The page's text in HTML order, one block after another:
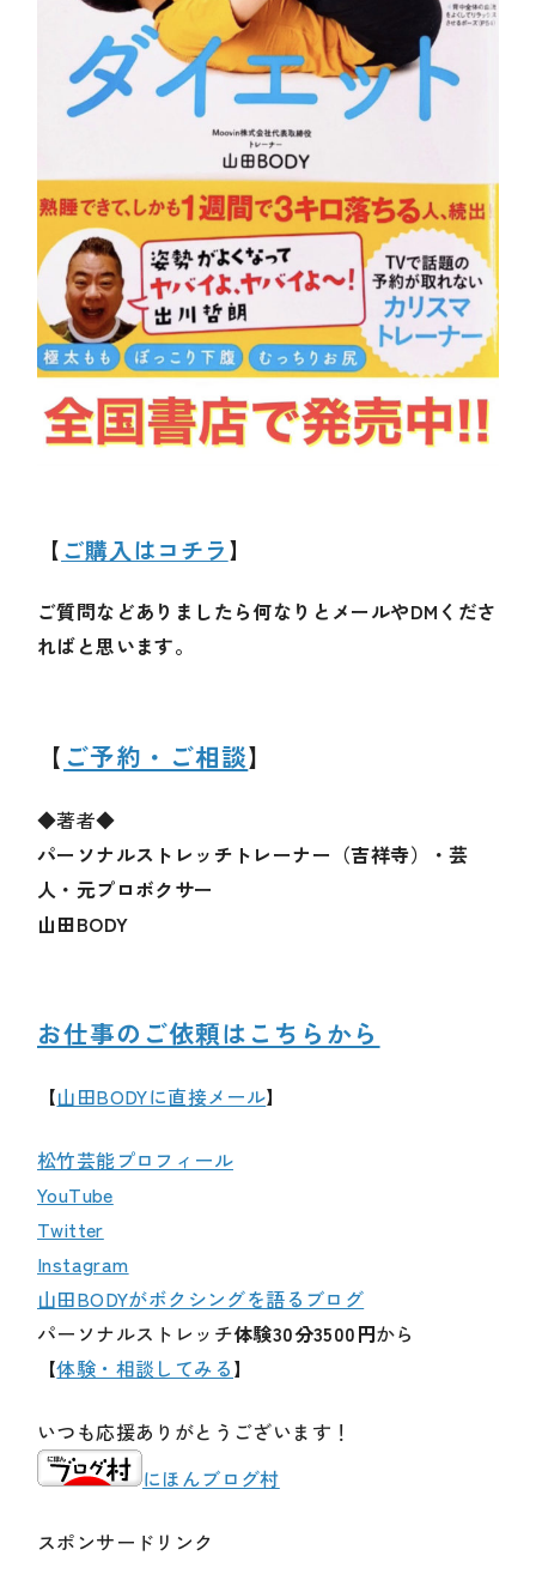
【ご購入はコチラ】
ご質問などありましたら何なりとメールやDMくださ
ればと思います。
【 ご予約・ご相談】
◆著者◆
パーソナルストレッチトレーナー（吉祥寺）・芸
人・元プロボクサー
山田BODY
お仕事のご依頼はこちらから
【山田BODYに直接メール】
松竹芸能プロフィール
YouTube
Twitter
Instagram
山田BODYがボクシングを語るブログ
パーソナルストレッチ体験30分3500円から
【体験・相談してみる】
いつも応援ありがとうございます！
にほんブログ村
スポンサードリンク